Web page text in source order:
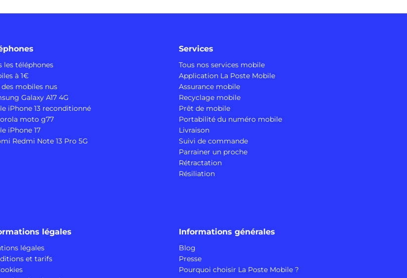
les téléphones
à 1€
des mobiles nus
Galaxy A17 4G
iPhone 13 reconditionné
moto g77
iPhone 17
Redmi Note 13 Pro 5G
Services
Tous nos services mobile
Application La Poste Mobile
Assurance mobile
Recyclage mobile
Prêt de mobile
Portabilité du numéro mobile
Livraison
Suivi de commande
Parrainer un proche
Rétractation
Résiliation
légales
légales
et tarifs
Informations générales
Blog
Presse
Pourquoi choisir La Poste Mobile ?